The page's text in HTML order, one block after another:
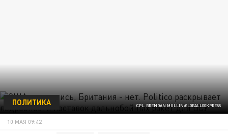
CPL. BRENDAN MULLIN/GLOBALLOOKPRESS
ПОЛИТИКА
10 МАЯ 09:42